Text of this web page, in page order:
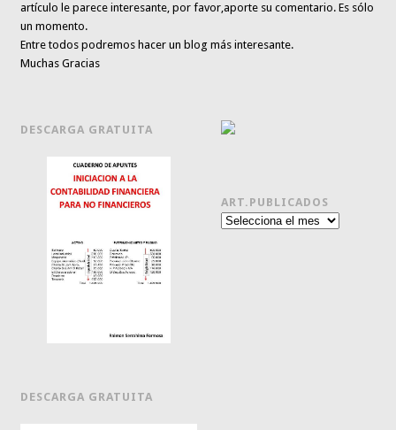
artículo le parece interesante,por favor,aporte su comentario. Es sólo
un momento.
Entre todos podremos hacer un blog más interesante.
Muchas Gracias
DESCARGA GRATUITA
DESCARGA GRATUITA
ART.PUBLICADOS
Art.publicados